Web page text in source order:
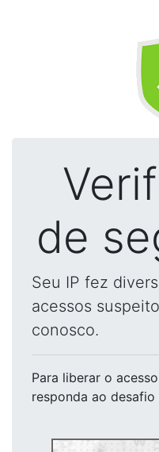
de
Seu IP fez
acessos
conosco.
Para liberar o acesso
responda ao desafio